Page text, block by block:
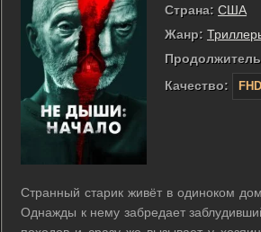
Страна: США
Жанр:
Качество:
Странный старик живёт в одиноком
Однажды к нему забредает